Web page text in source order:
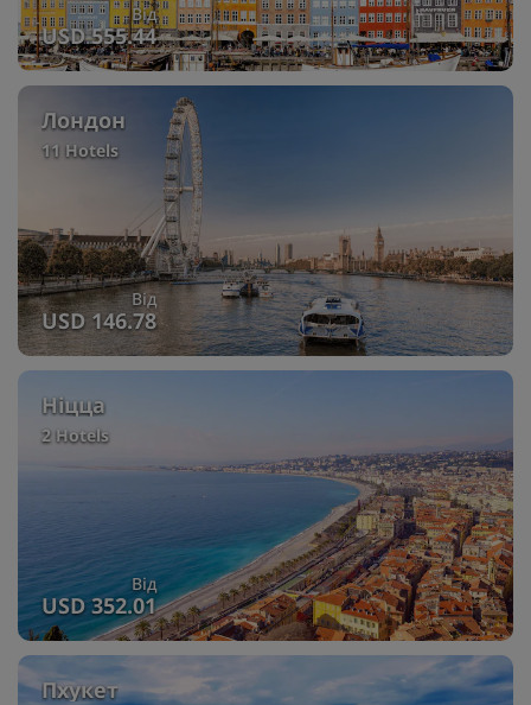
Від
USD 555.44
Лондон
11 Hotels
Від
USD 146.78
Ніцца
2 Hotels
Від
USD 352.01
Пхукет